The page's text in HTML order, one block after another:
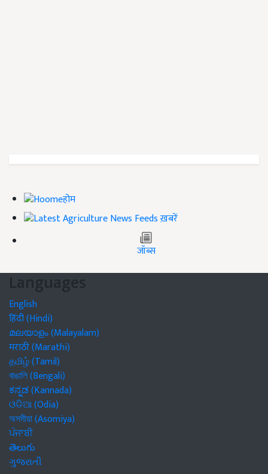
होम
ख़बरें
जॉब्स
Languages
English
हिंदी (Hindi)
മലയാളം (Malayalam)
मराठी (Marathi)
தமிழ் (Tamil)
বাঙালি (Bengali)
ಕನ್ನಡ (Kannada)
ଓଡିଆ (Odia)
অসমীয়া (Asomiya)
ਪੰਜਾਬੀ
తెలుగు
ગુજરાતી